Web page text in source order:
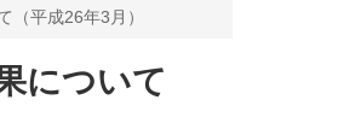
（平成26年3月）
について